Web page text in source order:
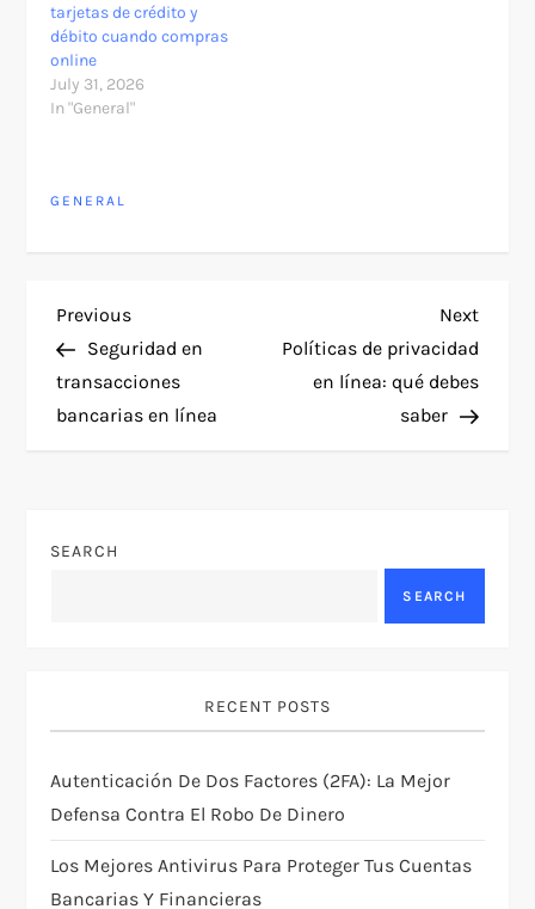
tarjetas de crédito y
débito cuando compras
online
July 31, 2026
In "General"
GENERAL
P
o
s
n
i
g
a
t
Previous
Post
Previous
Seguridad en
transacciones
bancarias en línea
Next
Post
Next
Políticas de privacidad
en línea: qué debes
saber
SEARCH
SEARCH
RECENT POSTS
Autenticación De Dos Factores (2FA): La Mejor
Defensa Contra El Robo De Dinero
Los Mejores Antivirus Para Proteger Tus Cuentas
Bancarias Y Financieras